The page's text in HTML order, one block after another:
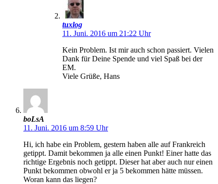
tuxlog
11. Juni. 2016 um 21:22 Uhr
Kein Problem. Ist mir auch schon passiert. Vielen
Dank für Deine Spende und viel Spaß bei der
EM.
Viele Grüße, Hans
boLsA
11. Juni. 2016 um 8:59 Uhr
Hi, ich habe ein Problem, gestern haben alle auf Frankreich
getippt. Damit bekommen ja alle einen Punkt! Einer hatte das
richtige Ergebnis noch getippt. Dieser hat aber auch nur einen
Punkt bekommen obwohl er ja 5 bekommen hätte müssen.
Woran kann das liegen?